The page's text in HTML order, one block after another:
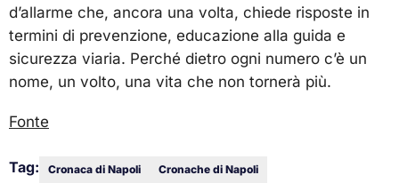
d’allarme che, ancora una volta, chiede risposte in
termini di prevenzione, educazione alla guida e
sicurezza viaria. Perché dietro ogni numero c’è un
nome, un volto, una vita che non tornerà più.
Fonte
Tag: Cronaca di Napoli Cronache di Napoli